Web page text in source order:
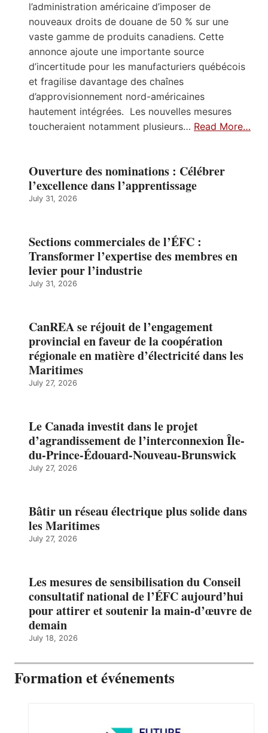
l’administration américaine d’imposer de
nouveaux droits de douane de 50 % sur une
vaste gamme de produits canadiens. Cette
annonce ajoute une importante source
d’incertitude pour les manufacturiers québécois
et fragilise davantage des chaînes
d’approvisionnement nord-américaines
hautement intégrées. Les nouvelles mesures
toucheraient notamment plusieurs… Read More…
Ouverture des nominations : Célébrer
l’excellence dans l’apprentissage
July 31, 2026
Sections commerciales de l’ÉFC :
Transformer l’expertise des membres en
levier pour l’industrie
July 31, 2026
CanREA se réjouit de l’engagement
provincial en faveur de la coopération
régionale en matière d’électricité dans les
Maritimes
July 27, 2026
Le Canada investit dans le projet
d’agrandissement de l’interconnexion Île-
du-Prince-Édouard-Nouveau-Brunswick
July 27, 2026
Bâtir un réseau électrique plus solide dans
les Maritimes
July 27, 2026
Les mesures de sensibilisation du Conseil
consultatif national de l’ÉFC aujourd’hui
pour attirer et soutenir la main-d’œuvre de
demain
July 18, 2026
Formation et événements